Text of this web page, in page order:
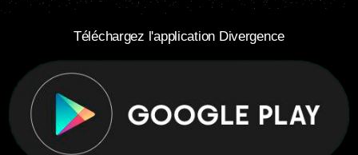
Téléchargez l'application Divergence